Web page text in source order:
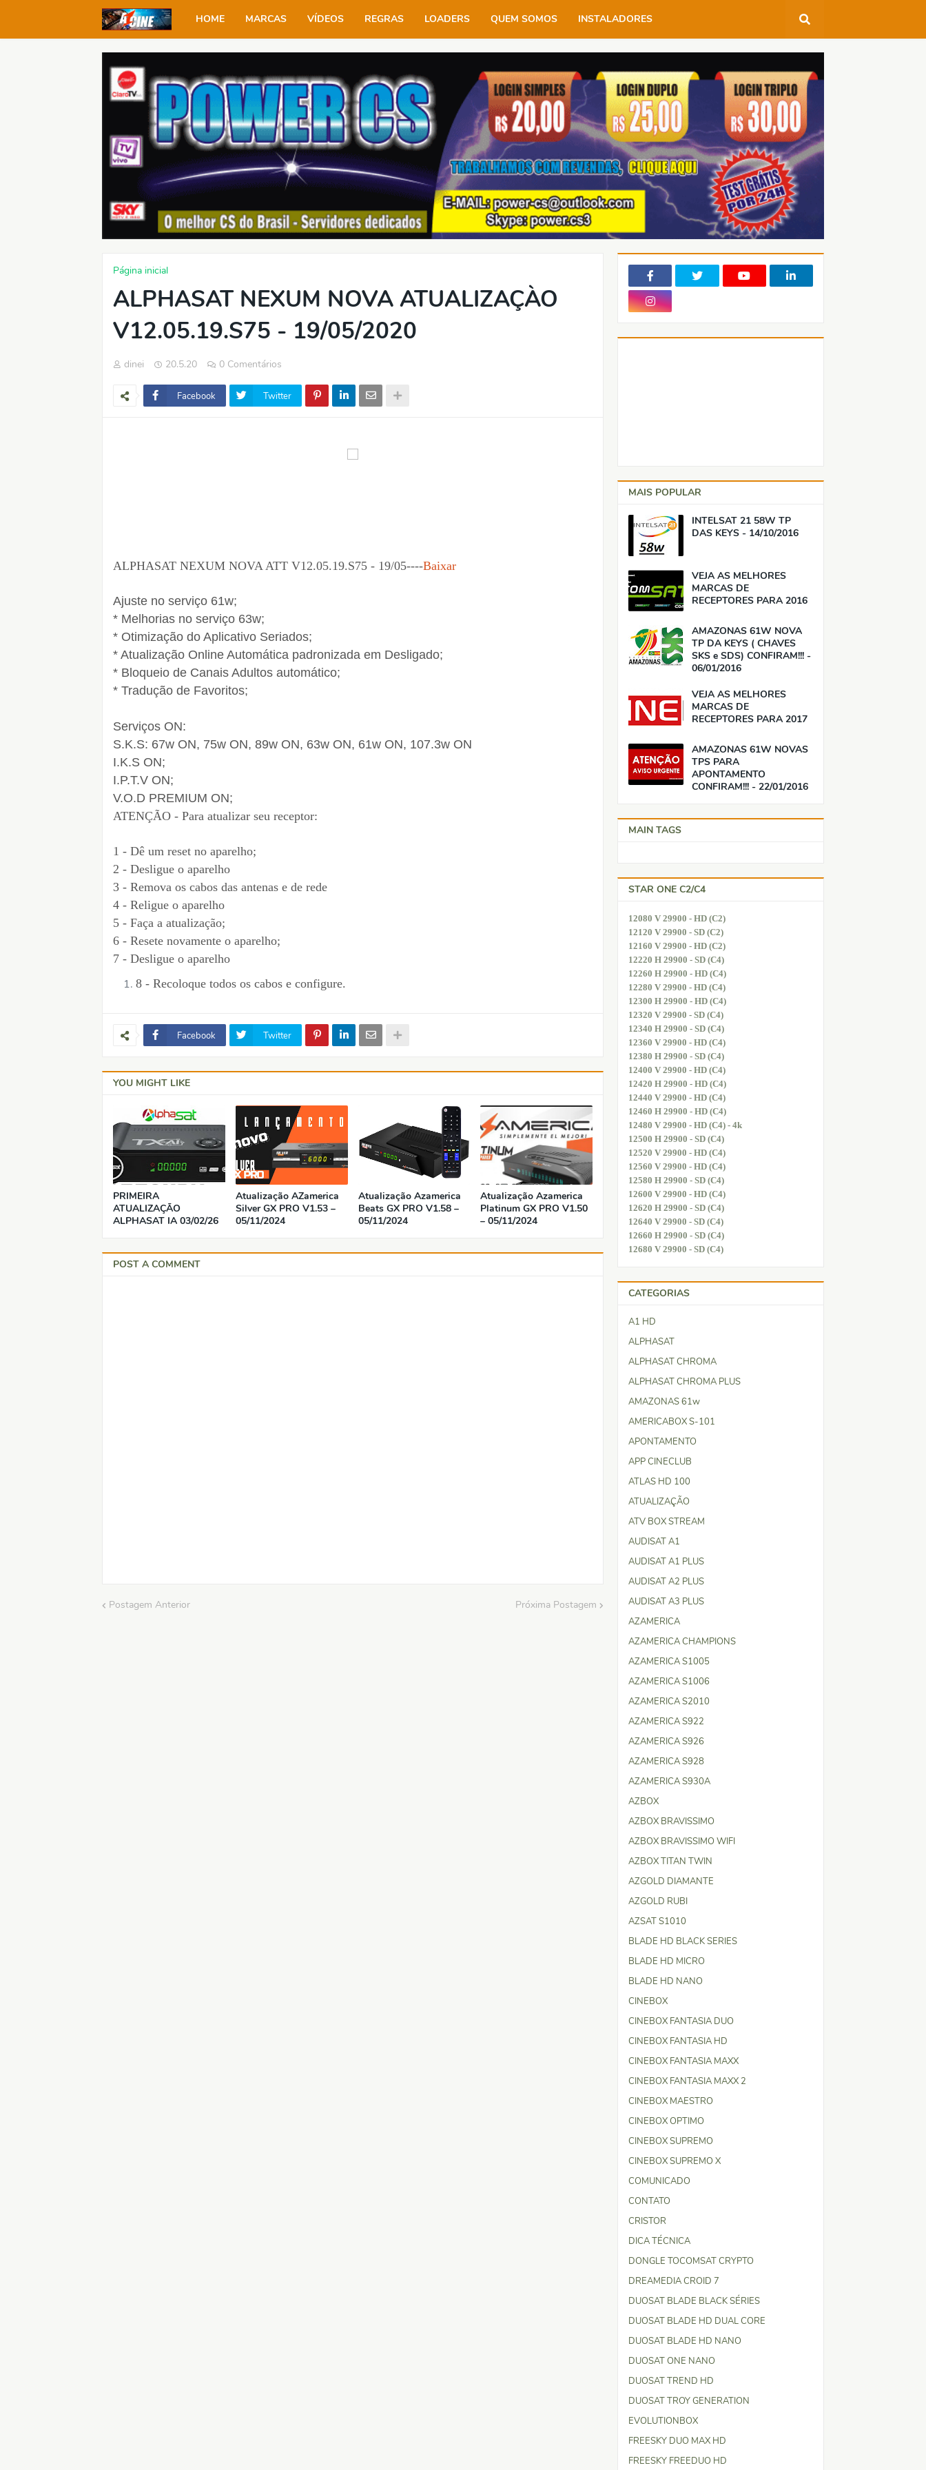
HOME MARCAS VÍDEOS REGRAS LOADERS QUEM SOMOS INSTALADORES
Página inicial
ALPHASAT NEXUM NOVA ATUALIZAÇÀO
V12.05.19.S75 - 19/05/2020
dinei 20.5.20 0 Comentários
Facebook Twitter
ALPHASAT NEXUM NOVA ATT V12.05.19.S75 - 19/05----Baixar
Ajuste no serviço 61w;
* Melhorias no serviço 63w;
* Otimização do Aplicativo Seriados;
* Atualização Online Automática padronizada em Desligado;
* Bloqueio de Canais Adultos automático;
* Tradução de Favoritos;
Serviços ON:
S.K.S: 67w ON, 75w ON, 89w ON, 63w ON, 61w ON, 107.3w ON
I.K.S ON;
I.P.T.V ON;
V.O.D PREMIUM ON;
ATENÇÃO - Para atualizar seu receptor:
1 - Dê um reset no aparelho;
2 - Desligue o aparelho
3 - Remova os cabos das antenas e de rede
4 - Religue o aparelho
5 - Faça a atualização;
6 - Resete novamente o aparelho;
7 - Desligue o aparelho
8 - Recoloque todos os cabos e configure.
Facebook Twitter
YOU MIGHT LIKE
PRIMEIRA
ATUALIZAÇÃO
ALPHASAT IA 03/02/26
Atualização AZamerica
Silver GX PRO V1.53 –
05/11/2024
Atualização Azamerica
Beats GX PRO V1.58 –
05/11/2024
Atualização Azamerica
Platinum GX PRO V1.50
– 05/11/2024
POST A COMMENT
Postagem Anterior Próxima Postagem
MAIS POPULAR
INTELSAT 21 58W TP
DAS KEYS - 14/10/2016
VEJA AS MELHORES
MARCAS DE
RECEPTORES PARA 2016
AMAZONAS 61W NOVA
TP DA KEYS ( CHAVES
SKS e SDS) CONFIRAM!!! -
06/01/2016
VEJA AS MELHORES
MARCAS DE
RECEPTORES PARA 2017
AMAZONAS 61W NOVAS
TPS PARA
APONTAMENTO
CONFIRAM!!! - 22/01/2016
MAIN TAGS
STAR ONE C2/C4
12080 V 29900 - HD (C2)
12120 V 29900 - SD (C2)
12160 V 29900 - HD (C2)
12220 H 29900 - SD (C4)
12260 H 29900 - HD (C4)
12280 V 29900 - HD (C4)
12300 H 29900 - HD (C4)
12320 V 29900 - SD (C4)
12340 H 29900 - SD (C4)
12360 V 29900 - HD (C4)
12380 H 29900 - SD (C4)
12400 V 29900 - HD (C4)
12420 H 29900 - HD (C4)
12440 V 29900 - HD (C4)
12460 H 29900 - HD (C4)
12480 V 29900 - HD (C4) - 4k
12500 H 29900 - SD (C4)
12520 V 29900 - HD (C4)
12560 V 29900 - HD (C4)
12580 H 29900 - SD (C4)
12600 V 29900 - HD (C4)
12620 H 29900 - SD (C4)
12640 V 29900 - SD (C4)
12660 H 29900 - SD (C4)
12680 V 29900 - SD (C4)
CATEGORIAS
A1 HD
ALPHASAT
ALPHASAT CHROMA
ALPHASAT CHROMA PLUS
AMAZONAS 61w
AMERICABOX S-101
APONTAMENTO
APP CINECLUB
ATLAS HD 100
ATUALIZAÇÃO
ATV BOX STREAM
AUDISAT A1
AUDISAT A1 PLUS
AUDISAT A2 PLUS
AUDISAT A3 PLUS
AZAMERICA
AZAMERICA CHAMPIONS
AZAMERICA S1005
AZAMERICA S1006
AZAMERICA S2010
AZAMERICA S922
AZAMERICA S926
AZAMERICA S928
AZAMERICA S930A
AZBOX
AZBOX BRAVISSIMO
AZBOX BRAVISSIMO WIFI
AZBOX TITAN TWIN
AZGOLD DIAMANTE
AZGOLD RUBI
AZSAT S1010
BLADE HD BLACK SERIES
BLADE HD MICRO
BLADE HD NANO
CINEBOX
CINEBOX FANTASIA DUO
CINEBOX FANTASIA HD
CINEBOX FANTASIA MAXX
CINEBOX FANTASIA MAXX 2
CINEBOX MAESTRO
CINEBOX OPTIMO
CINEBOX SUPREMO
CINEBOX SUPREMO X
COMUNICADO
CONTATO
CRISTOR
DICA TÉCNICA
DONGLE TOCOMSAT CRYPTO
DREAMEDIA CROID 7
DUOSAT BLADE BLACK SÉRIES
DUOSAT BLADE HD DUAL CORE
DUOSAT BLADE HD NANO
DUOSAT ONE NANO
DUOSAT TREND HD
DUOSAT TROY GENERATION
EVOLUTIONBOX
FREESKY DUO MAX HD
FREESKY FREEDUO HD